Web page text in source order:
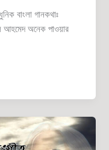
বাংলা গানকথাঃ
আহমেদ অনেক পাওয়ার